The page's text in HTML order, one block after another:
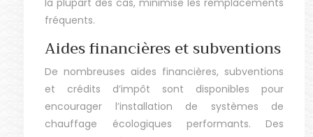
la plupart des cas, minimise les remplacements
fréquents.
Aides financières et subventions
De nombreuses aides financières, subventions
et crédits d’impôt sont disponibles pour
encourager l’installation de systèmes de
chauffage écologiques performants. Des